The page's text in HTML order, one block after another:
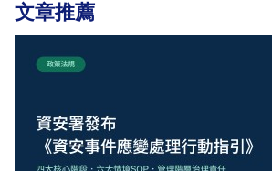
文章推薦